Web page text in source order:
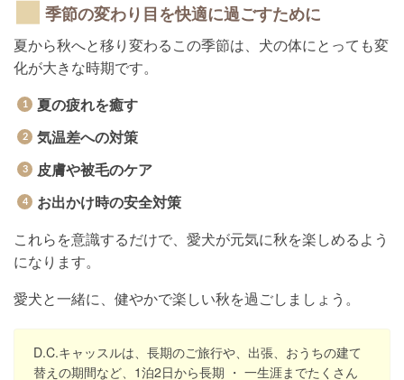
季節の変わり目を快適に過ごすために
夏から秋へと移り変わるこの季節は、犬の体にとっても変
化が大きな時期です。
夏の疲れを癒す
気温差への対策
皮膚や被毛のケア
お出かけ時の安全対策
これらを意識するだけで、愛犬が元気に秋を楽しめるよう
になります。
愛犬と一緒に、健やかで楽しい秋を過ごしましょう。
D.C.キャッスルは、長期のご旅行や、出張、おうちの建て
替えの期間など、1泊2日から長期 ・ 一生涯までたくさん